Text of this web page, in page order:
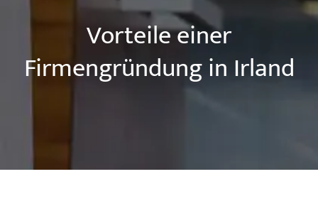
Vorteile einer
Firmengründung in Irland